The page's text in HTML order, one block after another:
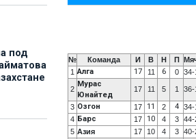
под
№ Команда И В Н П
1 Алга 17 11 6 0 34-
2
Мурас
Юнайтед
17 11 5 1 36-
3 Озгон 17 11 2 4 34-
4 Барс 17 10 4 3 44-
5 Азия 17 10 4 3 40-